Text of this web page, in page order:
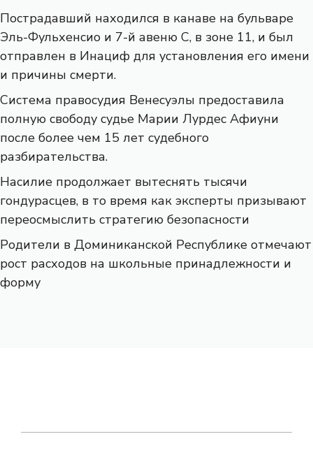
Пострадавший находился в канаве на бульваре
Эль-Фульхенсио и 7-й авеню С, в зоне 11, и был
отправлен в Инациф для установления его имени
и причины смерти.
Система правосудия Венесуэлы предоставила
полную свободу судье Марии Лурдес Афиуни
после более чем 15 лет судебного
разбирательства.
Насилие продолжает вытеснять тысячи
гондурасцев, в то время как эксперты призывают
переосмыслить стратегию безопасности
Родители в Доминиканской Республике отмечают
рост расходов на школьные принадлежности и
форму